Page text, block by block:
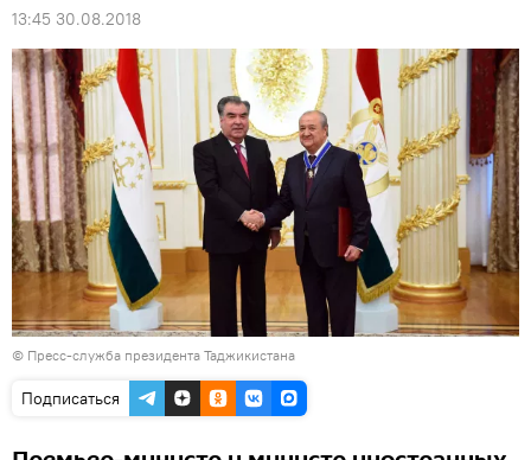
13:45 30.08.2018
© Пресс-служба президента Таджикистана
Подписаться